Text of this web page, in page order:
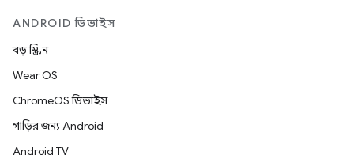
ANDROID ডিভাইস
বড় স্ক্রিন
Wear OS
ChromeOS ডিভাইস
গাড়ির জন্য Android
Android TV